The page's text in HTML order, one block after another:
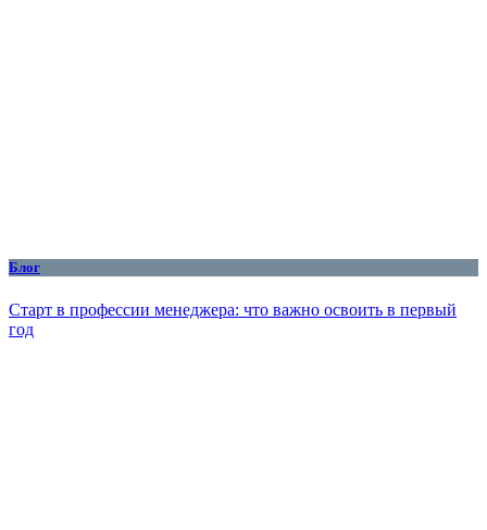
Блог
Старт в профессии менеджера: что важно освоить в первый
год